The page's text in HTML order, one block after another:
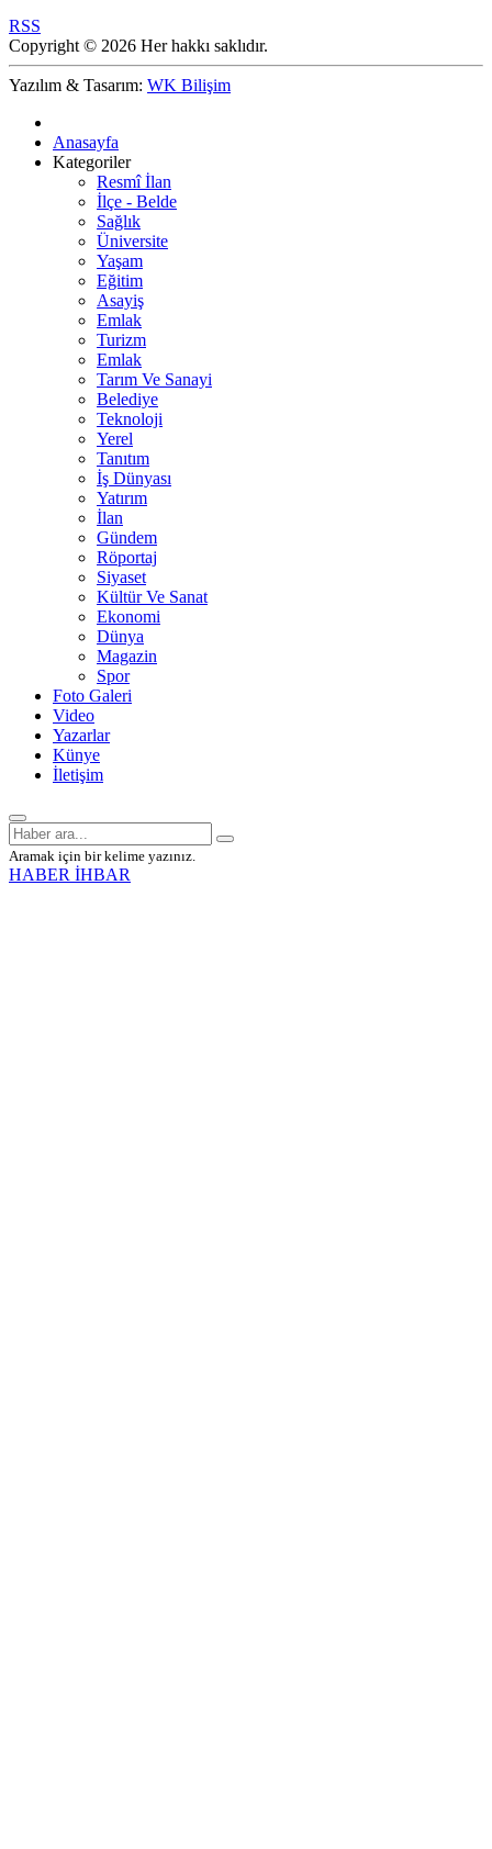
RSS
Copyright © 2026 Her hakkı saklıdır.
Yazılım & Tasarım: WK Bilişim
Anasayfa
Kategoriler
Resmî İlan
İlçe - Belde
Sağlık
Üniversite
Yaşam
Eğitim
Asayiş
Emlak
Turizm
Emlak
Tarım Ve Sanayi
Belediye
Teknoloji
Yerel
Tanıtım
İş Dünyası
Yatırım
İlan
Gündem
Röportaj
Siyaset
Kültür Ve Sanat
Ekonomi
Dünya
Magazin
Spor
Foto Galeri
Video
Yazarlar
Künye
İletişim
Aramak için bir kelime yazınız.
HABER İHBAR